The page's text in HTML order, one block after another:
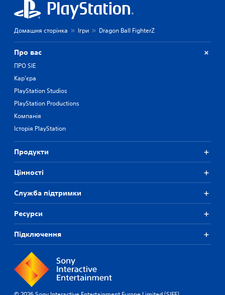
Домашня сторінка Ігри Dragon Ball FighterZ
Про вас
ПРО SIE
Кар'єра
PlayStation Studios
PlayStation Productions
Компанія
Історія PlayStation
Продукти
Цiнностi
Служба підтримки
Ресурси
Підключення